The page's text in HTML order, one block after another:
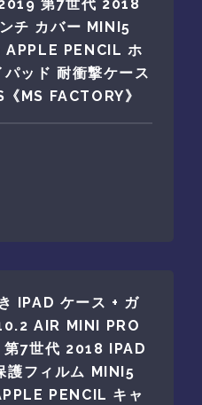
第7世代 2018
チ カバー MINI5
PENCIL ホ
ッド 耐衝撃ケース
MS FACTORY》
IPAD ケース + ガ
AIR MINI PRO
7世代 2018 IPAD
護フィルム MINI5
PENCIL キャ